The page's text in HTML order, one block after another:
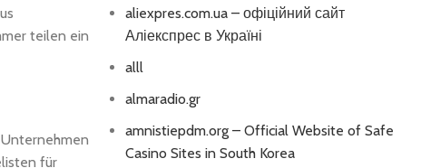
teilen ein
für
aliexpres.com.ua – офіційний сайт
Аліекспрес в Україні
alll
almaradio.gr
amnistiepdm.org – Official Website of Safe
Casino Sites in South Korea